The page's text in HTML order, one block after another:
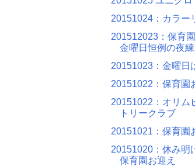
20151024：カラー
201512023：保育
金曜日恒例の夜練
20151023：金曜日
20151022：保育園
20151022：オリム
トリークラブ
20151021：保育園
20151020：休み明
保育園お迎え